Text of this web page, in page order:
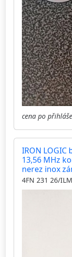
cena po
IRON
13,56 MHz
nerez inox
4FN 231 26/